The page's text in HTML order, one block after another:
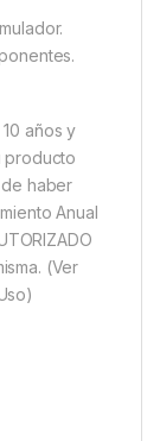
años y
producto
haber
Anual
(Ver